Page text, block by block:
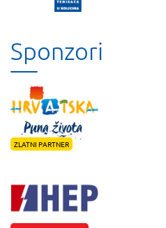
Sponzori
ZLATNI PARTNER